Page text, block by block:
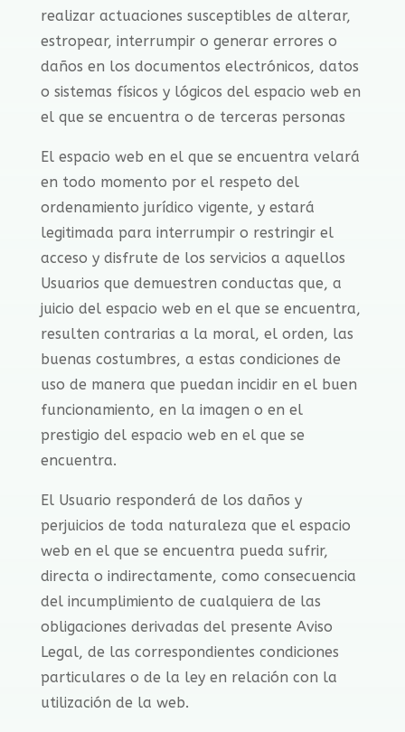
realizar actuaciones susceptibles de alterar,
estropear, interrumpir o generar errores o
daños en los documentos electrónicos, datos
o sistemas físicos y lógicos del espacio web en
el que se encuentra o de terceras personas
El espacio web en el que se encuentra velará
en todo momento por el respeto del
ordenamiento jurídico vigente, y estará
legitimada para interrumpir o restringir el
acceso y disfrute de los servicios a aquellos
Usuarios que demuestren conductas que, a
juicio del espacio web en el que se encuentra,
resulten contrarias a la moral, el orden, las
buenas costumbres, a estas condiciones de
uso de manera que puedan incidir en el buen
funcionamiento, en la imagen o en el
prestigio del espacio web en el que se
encuentra.
El Usuario responderá de los daños y
perjuicios de toda naturaleza que el espacio
web en el que se encuentra pueda sufrir,
directa o indirectamente, como consecuencia
del incumplimiento de cualquiera de las
obligaciones derivadas del presente Aviso
Legal, de las correspondientes condiciones
particulares o de la ley en relación con la
utilización de la web.